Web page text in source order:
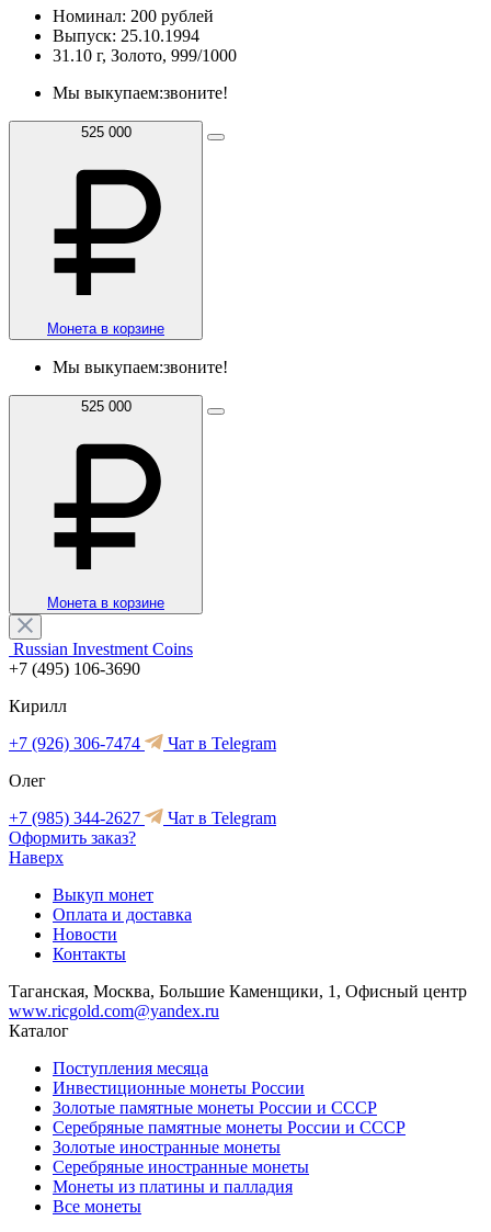
Номинал: 200 рублей
Выпуск: 25.10.1994
31.10 г, Золото, 999/1000
Мы выкупаем:звоните!
525 000
Монета в корзине
Мы выкупаем:звоните!
525 000
Монета в корзине
Russian Investment Coins
+7 (495) 106-3690
Кирилл
+7 (926) 306-7474
Чат в Telegram
Олег
+7 (985) 344-2627
Чат в Telegram
Оформить заказ?
Наверх
Выкуп монет
Оплата и доставка
Новости
Контакты
Таганская, Москва, Большие Каменщики, 1, Офисный центр
www.ricgold.com@yandex.ru
Каталог
Поступления месяца
Инвестиционные монеты России
Золотые памятные монеты России и СССР
Серебряные памятные монеты России и СССР
Золотые иностранные монеты
Серебряные иностранные монеты
Монеты из платины и палладия
Все монеты